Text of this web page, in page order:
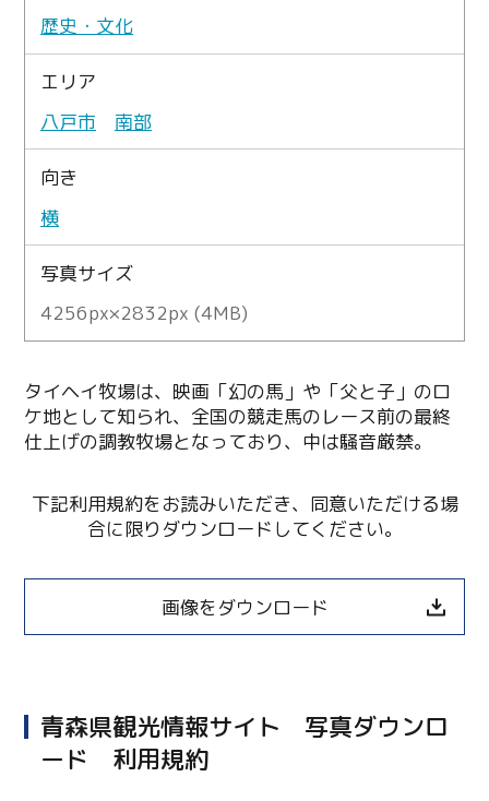
歴史・文化
エリア
八戸市
南部
向き
横
写真サイズ
4256px×2832px (4MB)
タイヘイ牧場は、映画「幻の馬」や「父と子」のロ
ケ地として知られ、全国の競走馬のレース前の最終
仕上げの調教牧場となっており、中は騒音厳禁。
下記利用規約をお読みいただき、同意いただける場
合に限りダウンロードしてください。
画像をダウンロード
青森県観光情報サイト 写真ダウンロ
ード 利用規約